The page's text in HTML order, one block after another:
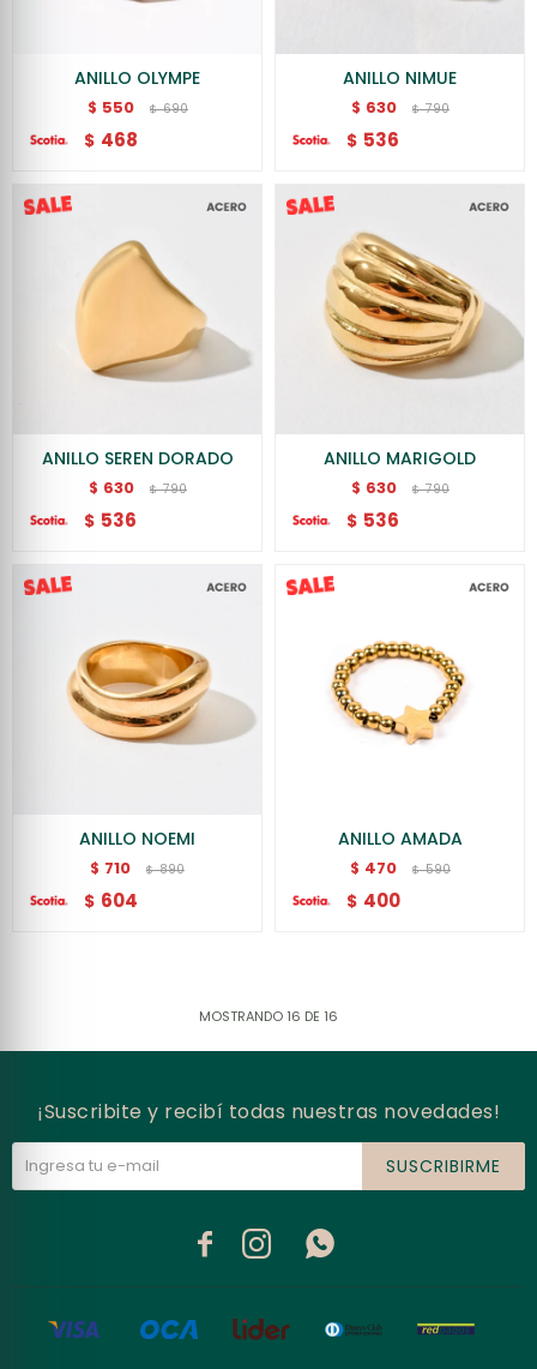
ANILLO OLYMPE
$ 550 $ 690
$ 468
ANILLO NIMUE
$ 630 $ 790
$ 536
ANILLO SEREN DORADO
$ 630 $ 790
$ 536
ANILLO MARIGOLD
$ 630 $ 790
$ 536
ANILLO NOEMI
$ 710 $ 890
$ 604
ANILLO AMADA
$ 470 $ 590
$ 400
MOSTRANDO 16 DE 16
¡Suscribite y recibí todas nuestras novedades!
SUSCRIBIRME
  